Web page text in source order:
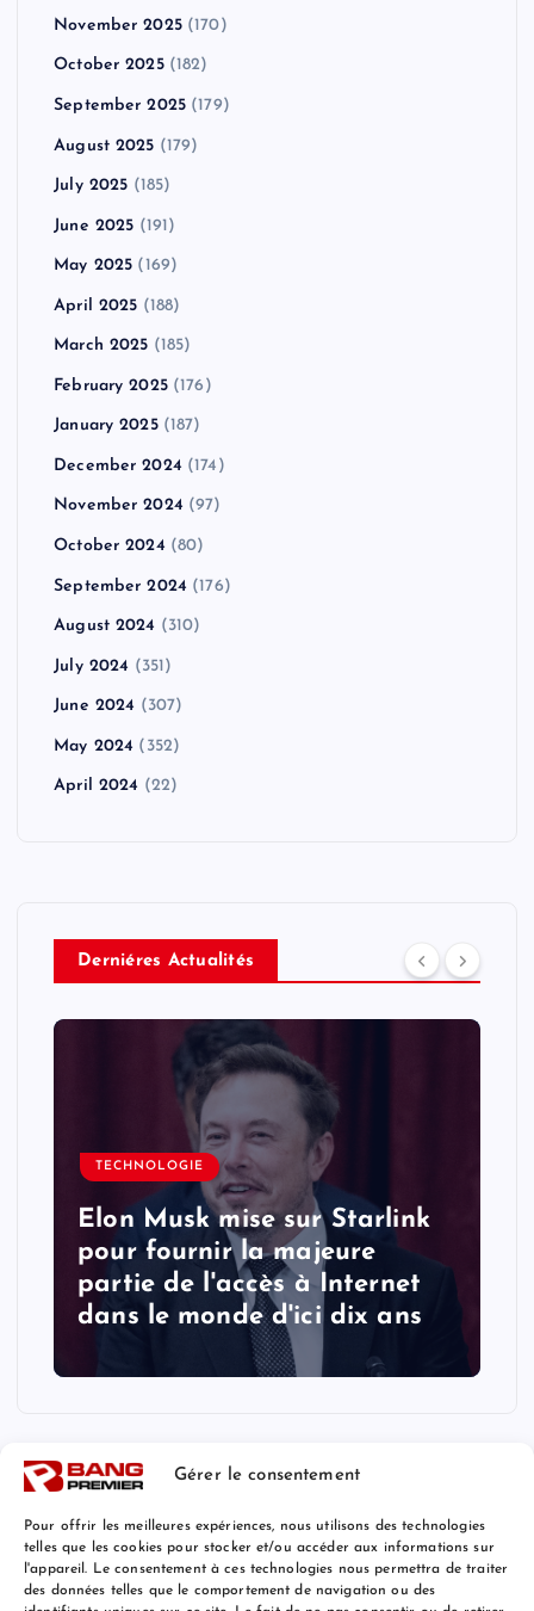
Gérer le consentement
Pour offrir les meilleures expériences, nous utilisons des technologies
telles que les cookies pour stocker et/ou accéder aux informations sur
l'appareil. Le consentement à ces technologies nous permettra de traiter
des données telles que le comportement de navigation ou des
November 2025(170)
October 2025(182)
September 2025 (179)
August 2025 (179)
July 2025 (185)
June 2025 (191)
May 2025 (169)
April 2025 (188)
March 2025 (185)
February 2025(176)
January 2025(187)
December 2024 (174)
November 2024 (97)
October 2024 (80)
September 2024 (176)
August 2024 (310)
July 2024 (351)
June 2024 (307)
May 2024 (352)
April 2024 (22)
Derniéres Actualités
TECHNOLOGIE
Elon Musk mise sur Starlink
pour fournir la majeure
partie de l'accès à Internet
dans le monde d'ici dix ans
Mentions Légales